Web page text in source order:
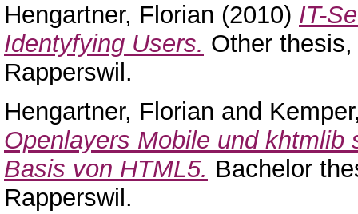
Hengartner, Florian (2010) IT-
Identyfying Users. Other
Rapperswil.
Hengartner, Florian and
Openlayers Mobile und
Basis von HTML5. Bachelor
Rapperswil.